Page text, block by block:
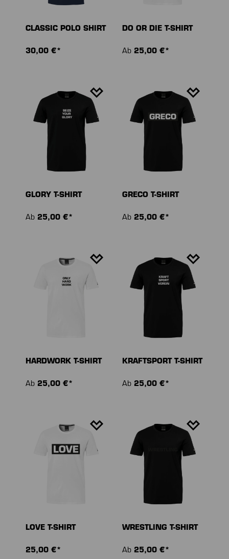
CLASSIC POLO SHIRT
30,00 €*
DO OR DIE T-SHIRT
Ab 25,00 €*
GLORY T-SHIRT
Ab 25,00 €*
GRECO T-SHIRT
Ab 25,00 €*
HARDWORK T-SHIRT
Ab 25,00 €*
KRAFTSPORT T-SHIRT
Ab 25,00 €*
LOVE T-SHIRT
25,00 €*
WRESTLING T-SHIRT
Ab 25,00 €*